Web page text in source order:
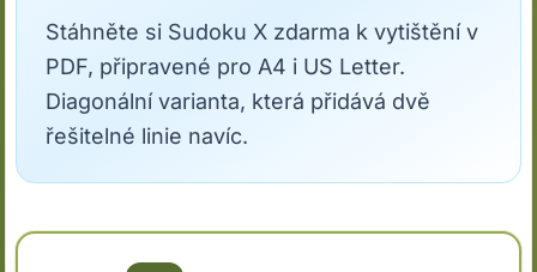
Stáhněte si Sudoku X zdarma k vytištění v
PDF, připravené pro A4 i US Letter.
Diagonální varianta, která přidává dvě
řešitelné linie navíc.